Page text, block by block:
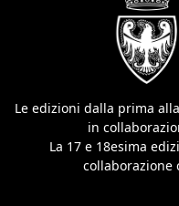
Le edizioni dalla prima
in
La 17 e 18esima
collaborazione